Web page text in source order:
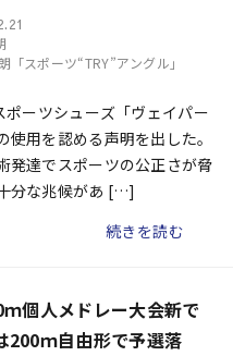
「スポーツ“TRY”アングル」
ーツシューズ「ヴェイパー
用を認める声明を出した。
発達でスポーツの公正さが脅
分な兆候があ […]
続きを読む
個人メドレー大会新で
ｍ自由形で予選落